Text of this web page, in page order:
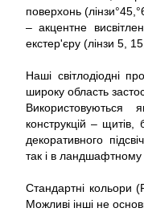
поверхонь
– акцентне
екстер'єру (лінзи 5,
Наші світлодіодні
широку область
Використовуються
конструкцій – щитів,
декоративного
так і в ландшафтному
Стандартні кольори
Можливі інші не